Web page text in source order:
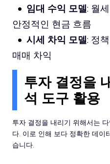
임대 수익 모델: 월
안정적인 현금 흐름
시세 차익 모델: 정
매매 차익
투자 결정을
석 도구 활용
투자 결정을 내리기 위해서는
다. 이로 인해 보다 정확한 데이
습니다.